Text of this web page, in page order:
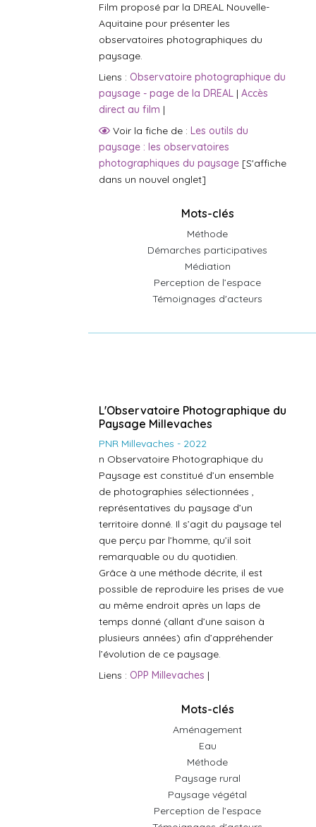
Film proposé par la DREAL Nouvelle-
Aquitaine pour présenter les
observatoires photographiques du
paysage.
Liens : Observatoire photographique du
paysage - page de la DREAL | Accès
direct au film |
Voir la fiche de : Les outils du
paysage : les observatoires
photographiques du paysage [S'affiche
dans un nouvel onglet]
Mots-clés
Méthode
Démarches participatives
Médiation
Perception de l’espace
Témoignages d'acteurs
L'Observatoire Photographique du
Paysage Millevaches
PNR Millevaches - 2022
n Observatoire Photographique du
Paysage est constitué d’un ensemble
de photographies sélectionnées ,
représentatives du paysage d’un
territoire donné. Il s’agit du paysage tel
que perçu par l’homme, qu’il soit
remarquable ou du quotidien.
Grâce à une méthode décrite, il est
possible de reproduire les prises de vue
au même endroit après un laps de
temps donné (allant d’une saison à
plusieurs années) afin d’appréhender
l’évolution de ce paysage.
Liens : OPP Millevaches |
Mots-clés
Aménagement
Eau
Méthode
Paysage rural
Paysage végétal
Perception de l’espace